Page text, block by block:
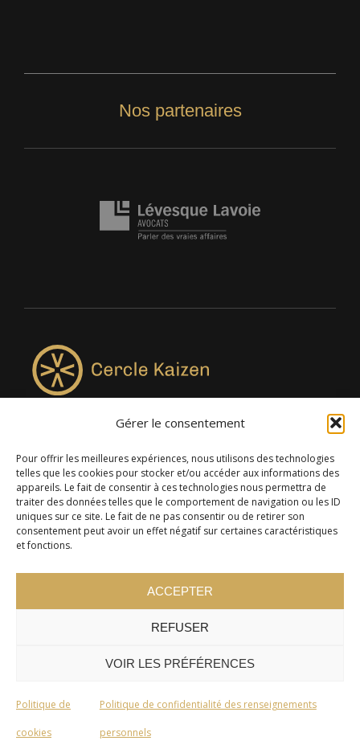
Gérer le consentement
Pour offrir les meilleures expériences, nous utilisons des technologies
telles que les cookies pour stocker et/ou accéder aux informations des
appareils. Le fait de consentir à ces technologies nous permettra de
traiter des données telles que le comportement de navigation ou les ID
uniques sur ce site. Le fait de ne pas consentir ou de retirer son
consentement peut avoir un effet négatif sur certaines caractéristiques
et fonctions.
ACCEPTER
REFUSER
VOIR LES PRÉFÉRENCES
Politique de
cookies
Politique de confidentialité des renseignements
personnels
Nos partenaires
4957, rue Lionel-Groulx, bureau 819, Saint-Augustin-de-
Desmaures QC G3A 0M7
© 2024 Cercle Kaizen. Tous droits réservés -